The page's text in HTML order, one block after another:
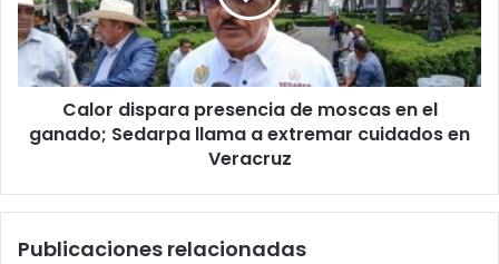
en
el
ganado;
Sedarpa
en
Calor dispara presencia de moscas en el
ganado; Sedarpa llama a extremar cuidados en
Veracruz
Publicaciones relacionadas